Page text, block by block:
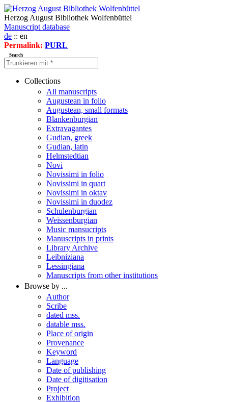
Herzog August Bibliothek Wolfenbüttel
Manuscript database
de :: en
Permalink: PURL
Search
Collections
All manuscripts
Augustean in folio
Augustean, small formats
Blankenburgian
Extravagantes
Gudian, greek
Gudian, latin
Helmstedtian
Novi
Novissimi in folio
Novissimi in quart
Novissimi in oktav
Novissimi in duodez
Schulenburgian
Weissenburgian
Music mansucripts
Manuscripts in prints
Library Archive
Leibniziana
Lessingiana
Manuscripts from other institutions
Browse by ...
Author
Scribe
dated mss.
datable mss.
Place of origin
Provenance
Keyword
Language
Date of publishing
Date of digitisation
Project
Exhibition